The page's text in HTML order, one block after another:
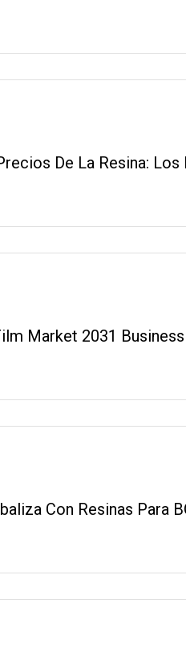
De La Resina: Los
Market 2031
Con Resinas Para